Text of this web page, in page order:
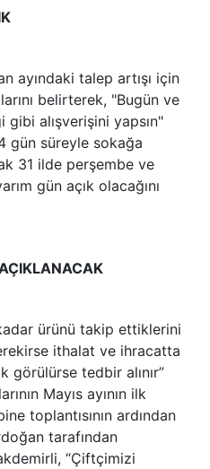
ayındaki talep artışı için
belirterek, "Bugün ve
alışverişini yapsın"
gün süreyle sokağa
31 ilde perşembe ve
gün açık olacağını
ürünü takip ettiklerini
ithalat ve ihracatta
görülürse tedbir alınır”
Mayıs ayının ilk
toplantısının ardından
tarafından
“Çiftçimizi